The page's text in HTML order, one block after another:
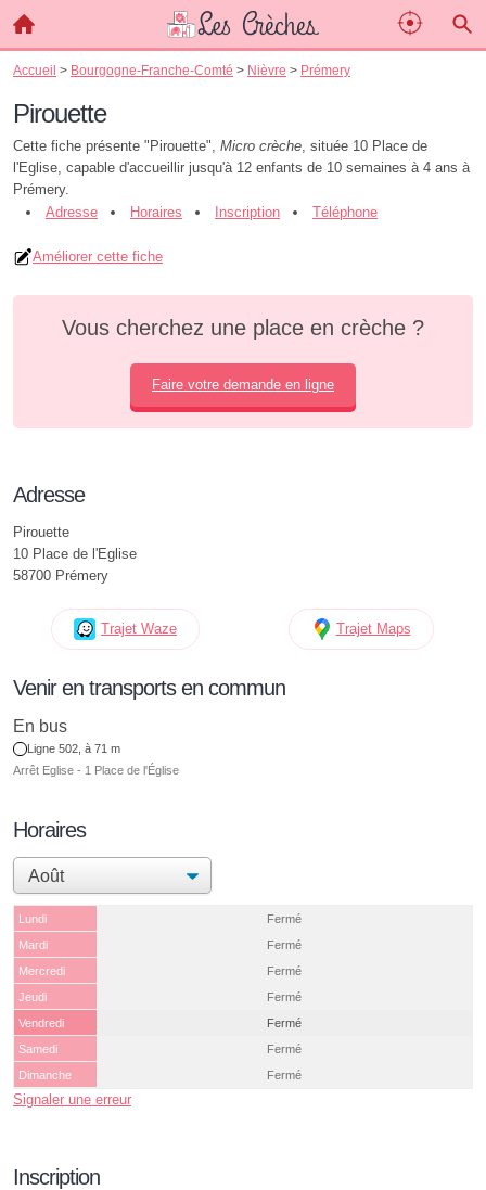
Accueil > Bourgogne-Franche-Comté > Nièvre > Prémery
Pirouette
Cette fiche présente "Pirouette", Micro crèche, située 10 Place de
l'Eglise, capable d'accueillir jusqu'à 12 enfants de 10 semaines à 4 ans à
Prémery.
Adresse
Horaires Inscription Téléphone
Améliorer cette fiche
Vous cherchez une place en crèche ?
Faire votre demande en ligne
Adresse
Pirouette
10 Place de l'Eglise
58700 Prémery
Trajet Waze Trajet Maps
Venir en transports en commun
En bus
Ligne 502, à 71 m
Arrêt Eglise - 1 Place de l'Église
Horaires
Lundi
Fermé
Mardi
Fermé
Mercredi
Fermé
Jeudi
Fermé
Vendredi
Fermé
Samedi
Fermé
Dimanche
Fermé
Signaler une erreur
Inscription